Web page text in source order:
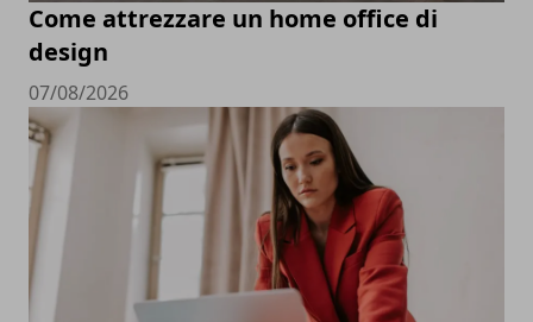
Come attrezzare un home office di
design
07/08/2026